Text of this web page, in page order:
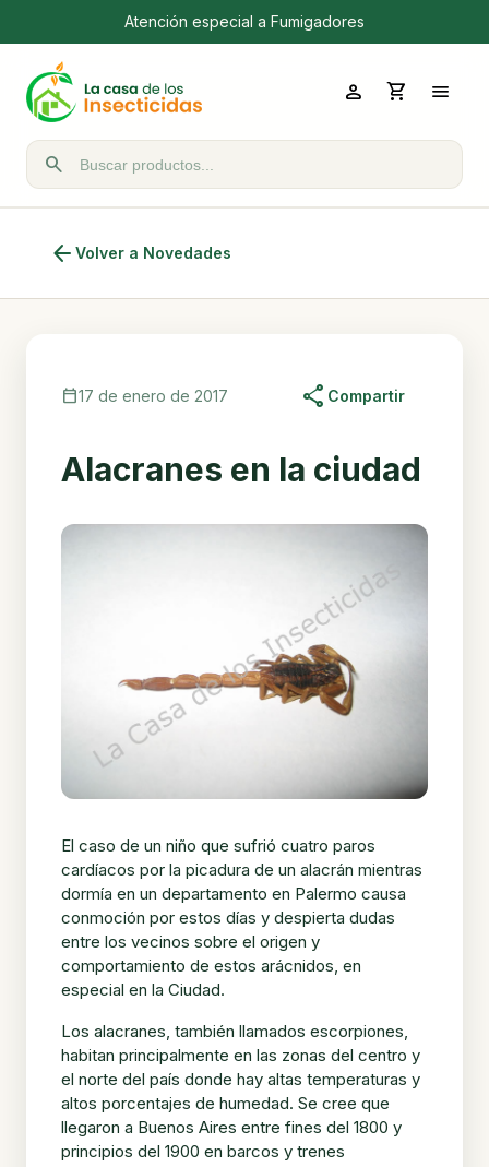
Atención especial a Fumigadores
person shopping_cart menu
Buscar productos
search
arrow_back Volver a Novedades
calendar_today17 de enero de 2017 share Compartir
Alacranes en la ciudad
El caso de un niño que sufrió cuatro paros
cardíacos por la picadura de un alacrán mientras
dormía en un departamento en Palermo causa
conmoción por estos días y despierta dudas
entre los vecinos sobre el origen y
comportamiento de estos arácnidos, en
especial en la Ciudad.
Los alacranes, también llamados escorpiones,
habitan principalmente en las zonas del centro y
el norte del país donde hay altas temperaturas y
altos porcentajes de humedad. Se cree que
llegaron a Buenos Aires entre fines del 1800 y
principios del 1900 en barcos y trenes